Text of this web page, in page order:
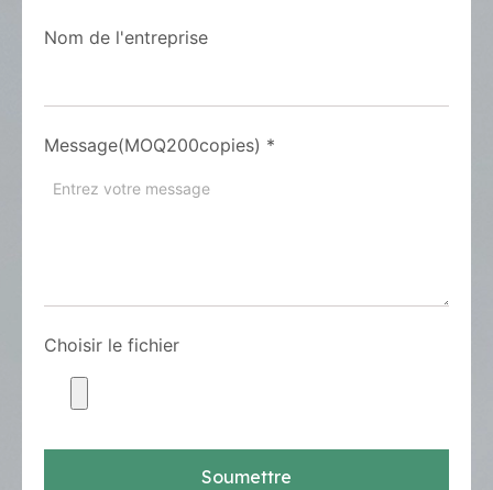
Nom de l'entreprise
Message(MOQ200copies) *
Choisir le fichier
Soumettre